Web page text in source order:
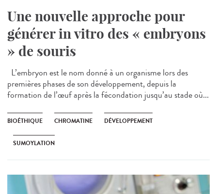
Une nouvelle approche pour
générer in vitro des « embryons
» de souris
L’embryon est le nom donné à un organisme lors des
premières phases de son développement, depuis la
formation de l’œuf après la fécondation jusqu’au stade où...
BIOÉTHIQUE CHROMATINE DÉVELOPPEMENT
SUMOYLATION